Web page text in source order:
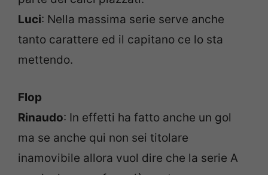
Luci: Nella massima serie serve anche
tanto carattere ed il capitano ce lo sta
mettendo.
Flop
Rinaudo: In effetti ha fatto anche un gol
ma se anche qui non sei titolare
inamovibile allora vuol dire che la serie A